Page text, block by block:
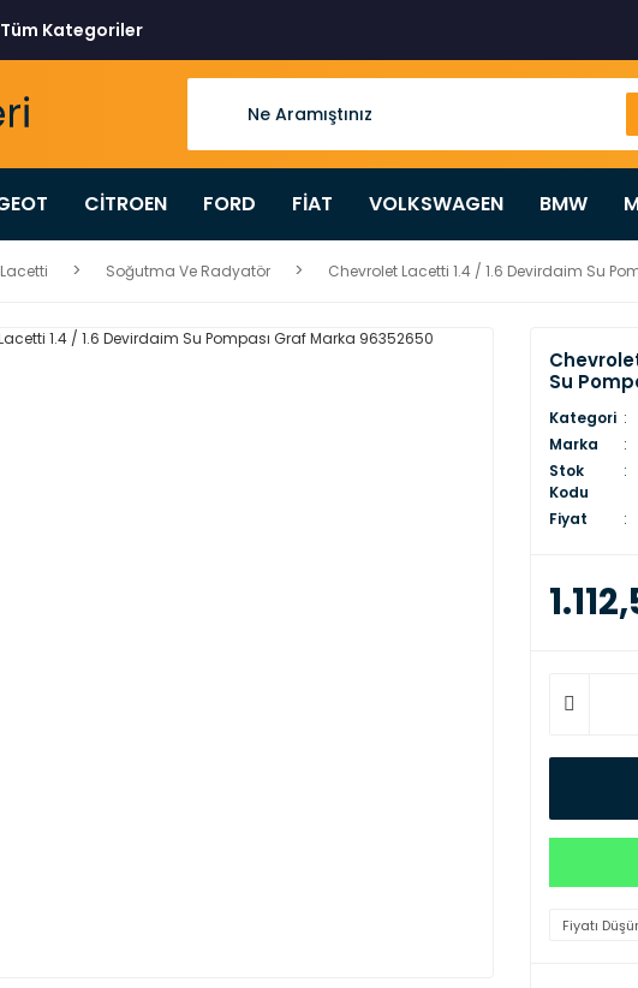
Tüm Kategoriler
CİTROEN FORD FİAT VOLKSWAGEN BMW
Lacetti Soğutma Ve Radyatör Chevrolet Lacetti 1.4 / 1.6 Devirdaim Su
Su
Kategori
Marka
Stok
Kodu
Fiyat
Fiyatı